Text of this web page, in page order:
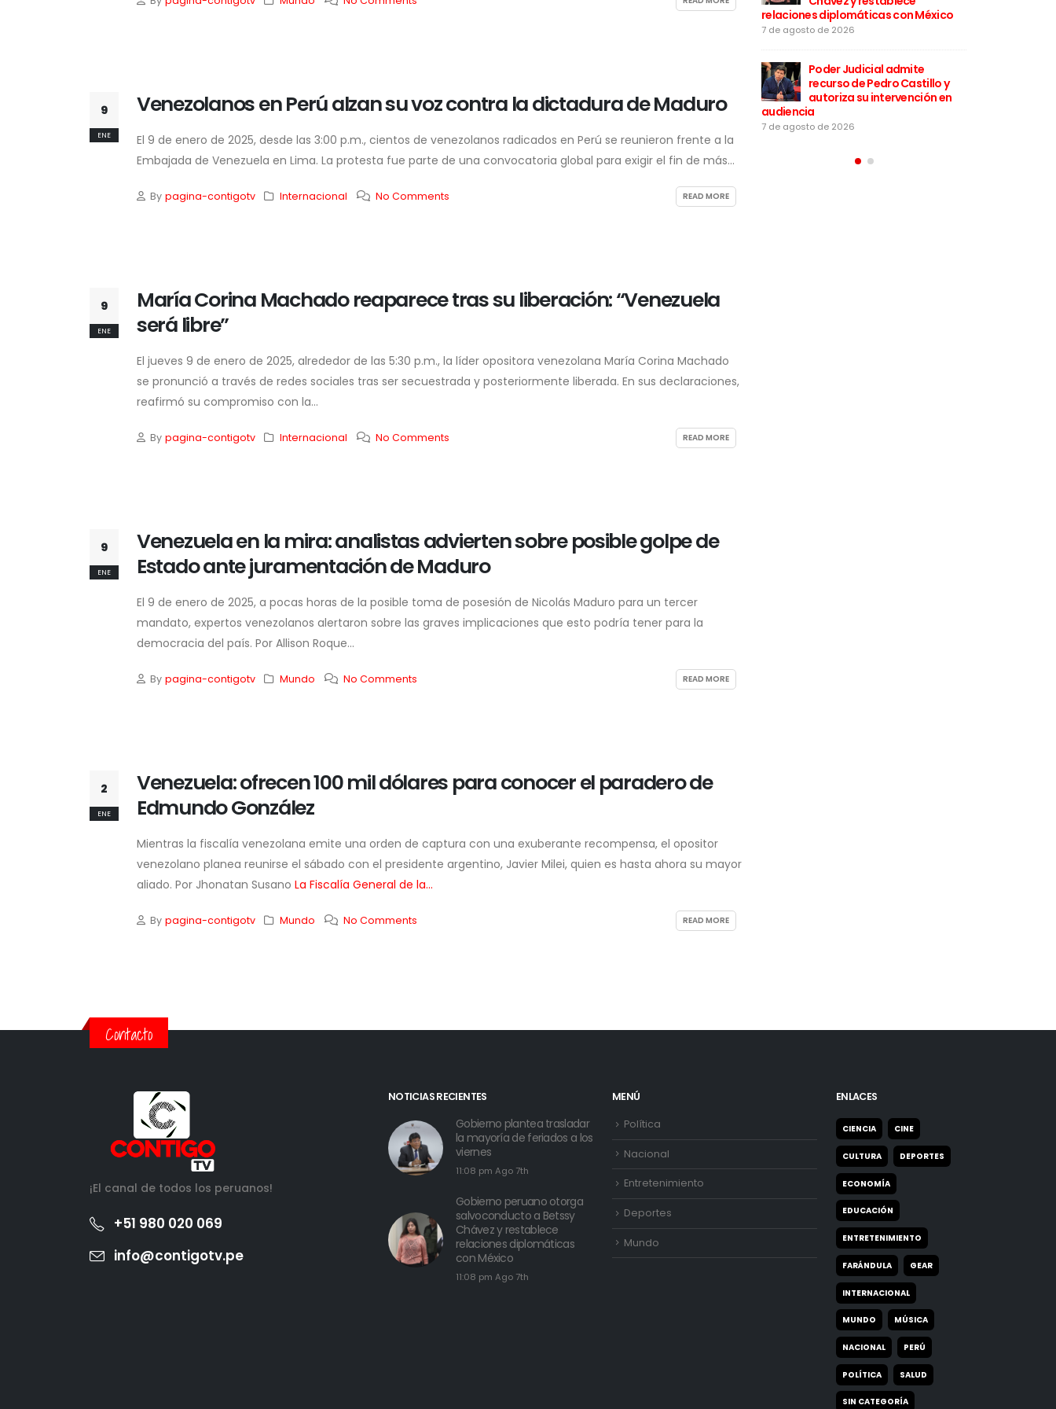
9
ENE
Venezolanos en Perú alzan su voz contra la dictadura de Maduro
El 9 de enero de 2025, desde las 3:00 p.m., cientos de venezolanos radicados en Perú se reunieron frente a la
Embajada de Venezuela en Lima. La protesta fue parte de una convocatoria global para exigir el fin de más...
By pagina-contigotv Internacional No Comments READ MORE
9
ENE
María Corina Machado reaparece tras su liberación: “Venezuela
será libre”
El jueves 9 de enero de 2025, alrededor de las 5:30 p.m., la líder opositora venezolana María Corina Machado
se pronunció a través de redes sociales tras ser secuestrada y posteriormente liberada. En sus declaraciones,
reafirmó su compromiso con la...
By pagina-contigotv Internacional No Comments READ MORE
9
ENE
Venezuela en la mira: analistas advierten sobre posible golpe de
Estado ante juramentación de Maduro
El 9 de enero de 2025, a pocas horas de la posible toma de posesión de Nicolás Maduro para un tercer
mandato, expertos venezolanos alertaron sobre las graves implicaciones que esto podría tener para la
democracia del país. Por Allison Roque...
By pagina-contigotv Mundo No Comments READ MORE
2
ENE
Venezuela: ofrecen 100 mil dólares para conocer el paradero de
Edmundo González
Mientras la fiscalía venezolana emite una orden de captura con una exuberante recompensa, el opositor
venezolano planea reunirse el sábado con el presidente argentino, Javier Milei, quien es hasta ahora su mayor
aliado. Por Jhonatan Susano La Fiscalía General de la...
By pagina-contigotv Mundo No Comments READ MORE
autoriza su intervención en
audiencia
León XIV: “Será un mensaje de
esperanza para el Perú”
relaciones diplomáticas con México
7 de agosto de 2026
Poder Judicial admite
recurso de Pedro Castillo y
autoriza su intervención en
audiencia
7 de agosto de 2026
Contacto
¡El canal de todos los peruanos!
+51 980 020 069
info@contigotv.pe
NOTICIAS RECIENTES
Gobierno plantea trasladar
la mayoría de feriados a los
viernes
11:08 pm Ago 7th
Gobierno peruano otorga
salvoconducto a Betssy
Chávez y restablece
relaciones diplomáticas
con México
11:08 pm Ago 7th
MENÚ
Política
Nacional
Entretenimiento
Deportes
Mundo
ENLACES
CIENCIA CINE
CULTURA DEPORTES
ECONOMÍA
EDUCACIÓN
ENTRETENIMIENTO
FARÁNDULA GEAR
INTERNACIONAL
MUNDO MÚSICA
NACIONAL PERÚ
POLÍTICA SALUD
SIN CATEGORÍA